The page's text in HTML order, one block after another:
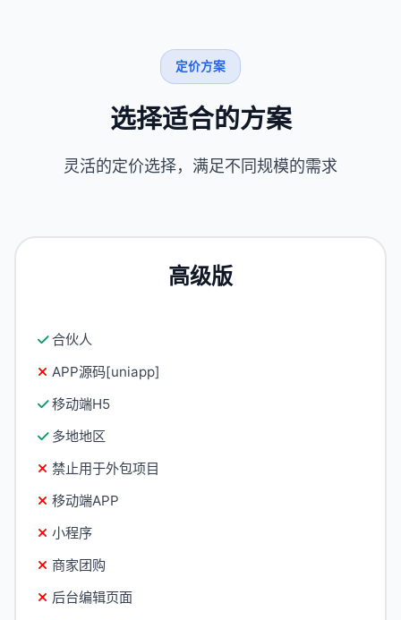
定价方案
选择适合的方案
灵活的定价选择，满足不同规模的需求
高级版
合伙人
APP源码[uniapp]
移动端H5
多地地区
禁止用于外包项目
移动端APP
小程序
商家团购
后台编辑页面